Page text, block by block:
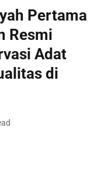
Pertama
Resmi
Adat
di